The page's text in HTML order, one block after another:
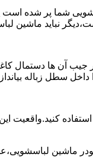
شما پر شده است یا
ها دستمال
داخل سطل زباله
کنید.واقعیت
پودر ماشین